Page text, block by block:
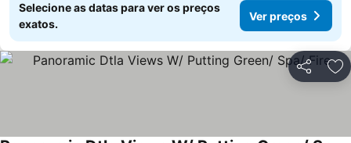
Selecione as datas para ver os preços
exatos.
Ver preços
Partilhar